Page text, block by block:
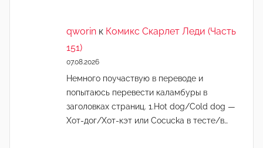
qworin к Комикс Скарлет Леди (Часть
151)
07.08.2026
Немного поучаствую в переводе и
попытаюсь перевести каламбуры в
заголовках страниц. 1.Hot dog/Cold dog —
Хот-дог/Хот-кэт или Cocucka в тесте/в…